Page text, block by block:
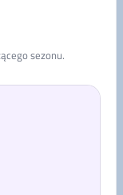
sezonu.